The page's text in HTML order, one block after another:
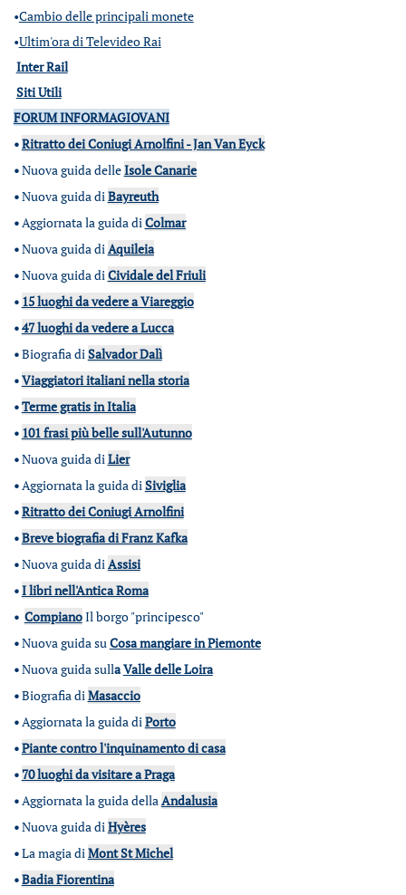
•Cambio delle principali monete
•Ultim'ora di Televideo Rai
Inter Rail
Siti Utili
FORUM INFORMAGIOVANI
•Ritratto dei Coniugi Arnolfini - Jan Van Eyck
•Nuova guida delleIsole Canarie
•Nuova guida diBayreuth
•Aggiornata la guida diColmar
•Nuova guida diAquileia
•Nuova guida diCividale del Friuli
• 15 luoghi da vedere a Viareggio
•47 luoghi da vedere a Lucca
•Biografia diSalvador Dalì
•Viaggiatori italiani nella storia
•Terme gratis in Italia
• 101 frasi più belle sull'Autunno
•Nuova guida diLier
•Aggiornata la guida diSiviglia
•Ritratto dei Coniugi Arnolfini
•Breve biografia di Franz Kafka
•Nuova guida diAssisi
•I libri nell'Antica Roma
• CompianoIl borgo "principesco"
•Nuova guida suCosa mangiare in Piemonte
•Nuova guida sullaValle delle Loira
•Biografia diMasaccio
•Aggiornata la guida diPorto
•Piante contro l'inquinamento di casa
• 70 luoghi da visitare a Praga
•Aggiornata la guida dellaAndalusia
•Nuova guida diHyères
•La magia diMont St Michel
•Badia Fiorentina